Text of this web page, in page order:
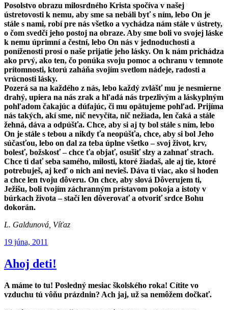
Posolstvo obrazu milosrdného Krista spočíva v našej
ústretovosti k nemu, aby sme sa nebáli byť s ním, lebo On je
stále s nami, robí pre nás všetko a vychádza nám stále v ústrety,
o čom svedčí jeho postoj na obraze. Aby sme boli vo svojej láske
k nemu úprimní a čestní, lebo On nás v jednoduchosti a
poníženosti prosí o naše prijatie jeho lásky. On k nám prichádza
ako prvý, ako ten, čo ponúka svoju pomoc a ochranu v temnote
prítomnosti, ktorú zaháňa svojím svetlom nádeje, radosti a
vrúcnosti lásky.
Pozerá sa na každého z nás, lebo každý zvlášť mu je nesmierne
drahý, upiera na nás zrak a hľadá nás trpezlivým a láskyplným
pohľadom čakajúc a dúfajúc, či mu opätujeme pohľad. Prijíma
nás takých, akí sme, nič nevyčíta, nič nežiada, len čaká a stále
žehná, dáva a odpúšťa. Chce, aby si aj ty bol stále s ním, lebo
On je stále s tebou a nikdy ťa neopúšťa, chce, aby si bol Jeho
súčasťou, lebo on dal za teba úplne všetko – svoj život, krv,
bolesť, božskosť – chce ťa objať, osušiť slzy a zahnať strach.
Chce ti dať seba samého, milosti, ktoré žiadaš, ale aj tie, ktoré
potrebuješ, aj keď o nich ani nevieš. Dáva ti viac, ako si hoden
a chce len tvoju dôveru. On chce, aby slová Dôverujem ti,
Ježišu, boli tvojím záchranným prístavom pokoja a istoty v
búrkach života – stačí len dôverovať a otvoriť srdce Bohu
dokorán.
L. Galdunová, Víťaz
Publikované
19 júna, 2011
Ahoj deti!
A máme to tu! Posledný mesiac školského roka! Cítite vo
vzduchu tú vôňu prázdnin? Ach jaj, už sa nemôžem dočkať.